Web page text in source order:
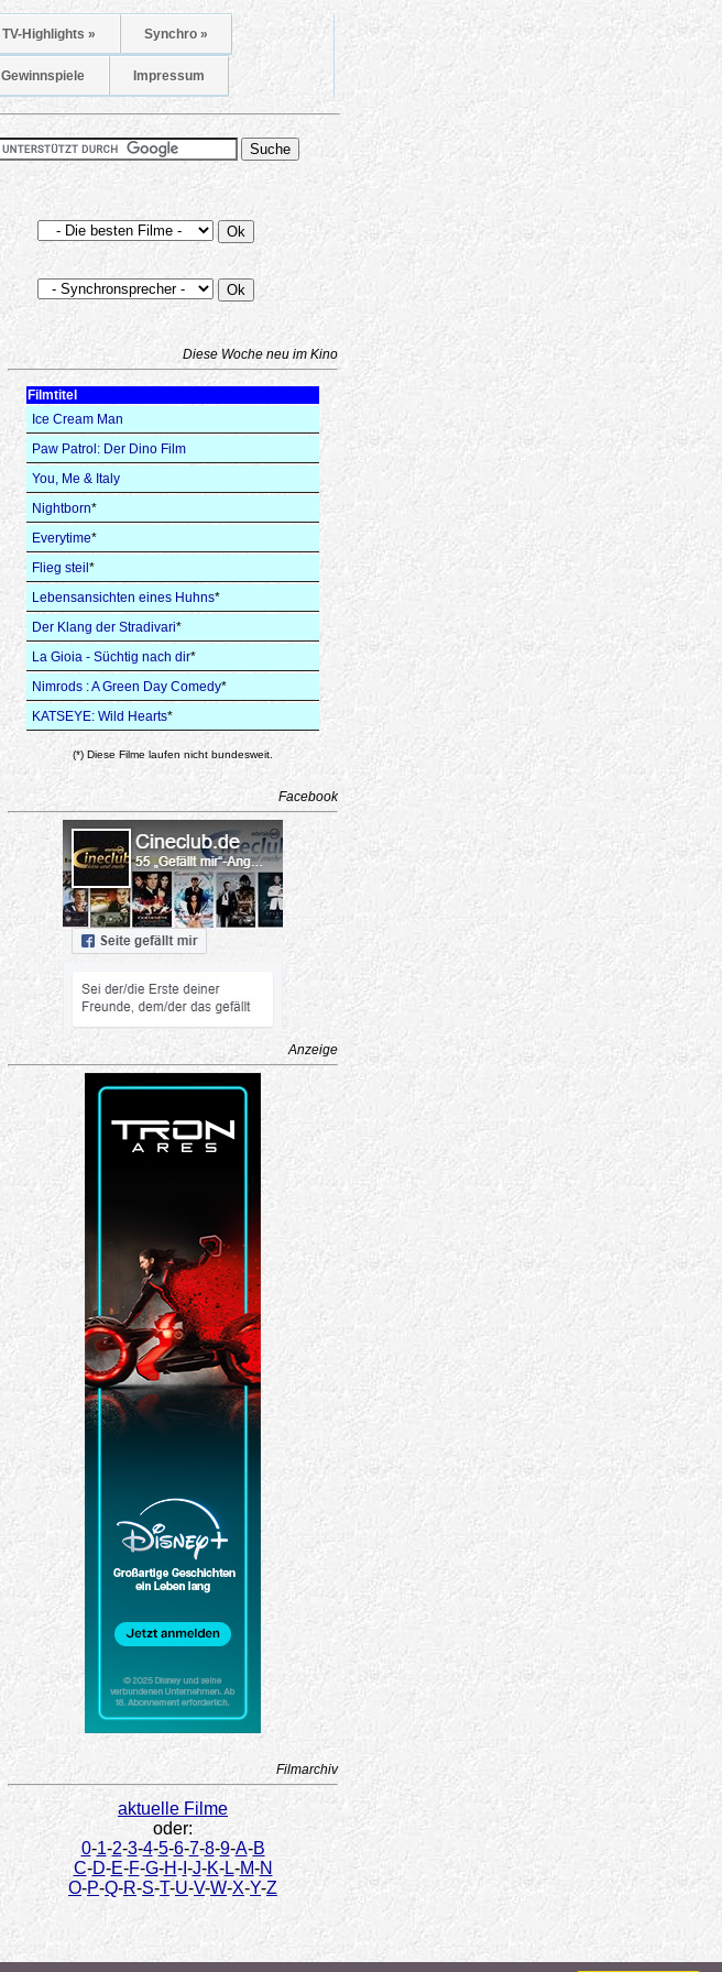
TV-Highlights » Synchro »
Gewinnspiele Impressum
Diese Woche neu im Kino
Filmtitel
Ice Cream Man
Paw Patrol: Der Dino Film
You, Me & Italy
Nightborn*
Everytime*
Flieg steil *
Lebensansichten eines Huhns*
Der Klang der Stradivari*
La Gioia - Süchtig nach dir*
Nimrods : A Green Day Comedy*
KATSEYE: Wild Hearts*
(*) Diese Filme laufen nicht bundesweit.
Facebook
Anzeige
Filmarchiv
aktuelle Filme
oder:
0-1-2-3-4-5-6-7-8-9-A-B
C-D-E-F-G-H-I -J-K-L-M-N
O-P-Q-R-S-T-U-V-W-X-Y-Z